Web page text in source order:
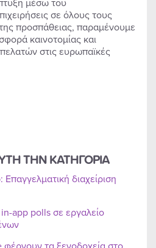
σε όλους τους
προσπάθειας, παραμένουμε
καινοτομίας και
στις ευρωπαϊκές
ΤΗΝ ΚΑΤΗΓΟΡΙΑ
διαχείριση
app polls σε εργαλείο